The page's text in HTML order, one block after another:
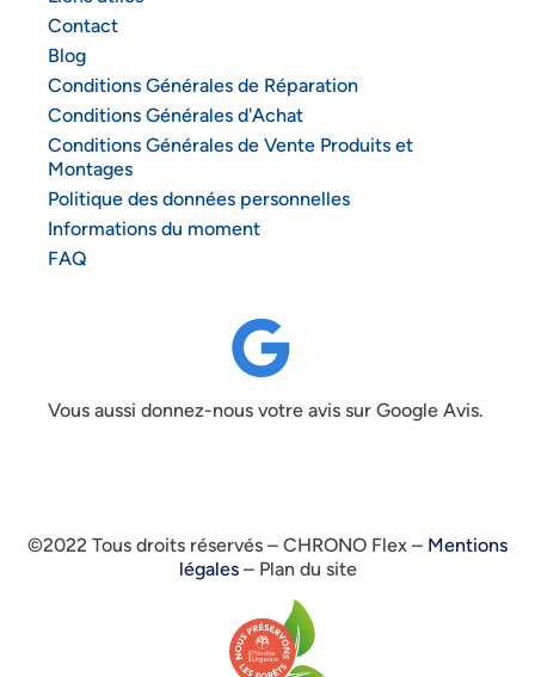
Contact
Blog
Conditions Générales de Réparation
Conditions Générales d'Achat
Conditions Générales de Vente Produits et
Montages
Politique des données personnelles
Informations du moment
FAQ
Vous aussi donnez-nous votre avis sur Google Avis.
©2022 Tous droits réservés – CHRONO Flex – Mentions
légales– Plan du site